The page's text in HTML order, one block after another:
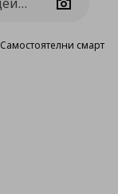
Camera
Самостоятелни смарт